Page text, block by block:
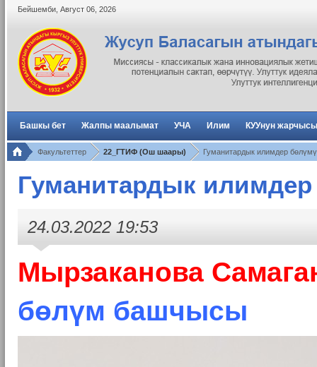
Бейшемби Август 06 2026
Башкы бет Жалпы маалымат УЧА Илим КУУнун жарчысы
Факультеттер 22_ГТИФ (Ош шаары) Гуманитардык илимдер бөлүмү
Гуманитардык
24.03.2022 19:53
Мырзаканова
бөлүм башчысы